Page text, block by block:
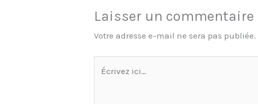
Laisser un commentaire
Votre adresse e-mail ne sera pas publiée.